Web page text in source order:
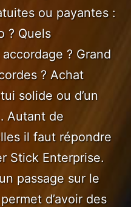
ou payantes :
? Quels
? Grand
? Achat
solide ou d’un
Autant de
il faut répondre
Stick Enterprise.
passage sur le
d’avoir des